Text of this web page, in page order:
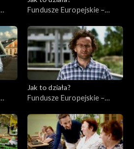
Fundusze Europejskie –
Jak to działa?
Fundusze Europejskie –